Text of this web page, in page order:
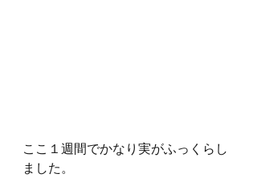
ここ１週間でかなり実がふっくらし
ました。